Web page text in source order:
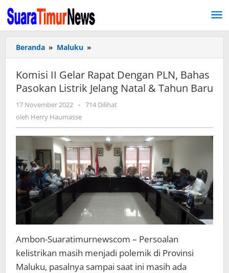
Lewati
ke
konten
Beranda » Maluku »
II
Rapat
Dengan
PLN,
Jelang
Natal
&
Tahun
Komisi II Gelar Rapat Dengan PLN, Bahas
Pasokan Listrik Jelang Natal & Tahun Baru
17 November 2022 oleh
Herry
- 714 Dilihat
oleh Herry Haumasse
Ambon-Suaratimurnewscom – Persoalan
kelistrikan masih menjadi polemik di Provinsi
Maluku, pasalnya sampai saat ini masih ada